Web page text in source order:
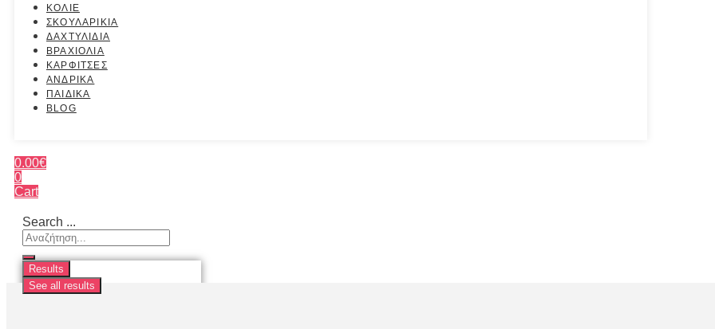
ΚΟΛΙΕ
ΣΚΟΥΛΑΡΙΚΙΑ
ΔΑΧΤΥΛΙΔΙΑ
ΒΡΑΧΙΟΛΙΑ
ΚΑΡΦΙΤΣΕΣ
ΑΝΔΡΙΚΑ
ΠΑΙΔΙΚΑ
BLOG
0.00€
0
Cart
Search ...
Results
See all results